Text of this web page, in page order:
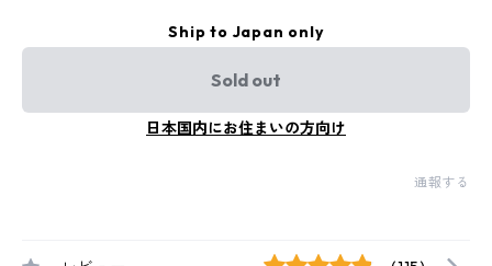
Ship to Japan only
Sold out
日本国内にお住まいの方向け
通報する